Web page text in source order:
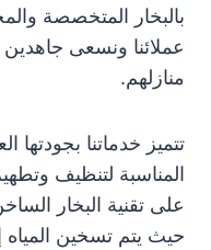
بالبخار المتخصصة
عملائنا ونسعى
منازلهم.
تتميز خدماتنا بجودتها
المناسبة لتنظيف
على تقنية البخار
حيث يتم تسخين المياه